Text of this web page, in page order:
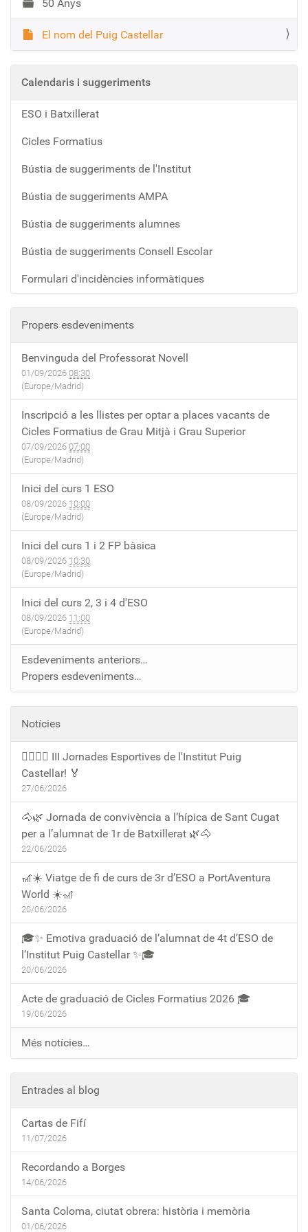
50 Anys
El nom del Puig Castellar
Calendaris i suggeriments
ESO i Batxillerat
Cicles Formatius
Bústia de suggeriments de l'Institut
Bústia de suggeriments AMPA
Bústia de suggeriments alumnes
Bústia de suggeriments Consell Escolar
Formulari d'incidències informàtiques
Propers esdeveniments
Benvinguda del Professorat Novell
01/09/2026 08:30
(Europe/Madrid)
Inscripció a les llistes per optar a places vacants de
Cicles Formatius de Grau Mitjà i Grau Superior
07/09/2026 07:00
(Europe/Madrid)
Inici del curs 1 ESO
08/09/2026 10:00
(Europe/Madrid)
Inici del curs 1 i 2 FP bàsica
08/09/2026 10:30
(Europe/Madrid)
Inici del curs 2, 3 i 4 d'ESO
08/09/2026 11:00
(Europe/Madrid)
Esdeveniments anteriors…
Propers esdeveniments…
Notícies
🏃‍♀️🏃‍♂️ III Jornades Esportives de l'Institut Puig
Castellar! 🏅
27/06/2026
🐴🌿 Jornada de convivència a l’hípica de Sant Cugat
per a l’alumnat de 1r de Batxillerat 🌿🐴
22/06/2026
🎢☀️ Viatge de fi de curs de 3r d’ESO a PortAventura
World ☀️🎢
20/06/2026
🎓✨ Emotiva graduació de l’alumnat de 4t d’ESO de
l’Institut Puig Castellar ✨🎓
20/06/2026
Acte de graduació de Cicles Formatius 2026 🎓
19/06/2026
Més notícies…
Entrades al blog
Cartas de Fifí
11/07/2026
Recordando a Borges
14/06/2026
Santa Coloma, ciutat obrera: història i memòria
01/06/2026